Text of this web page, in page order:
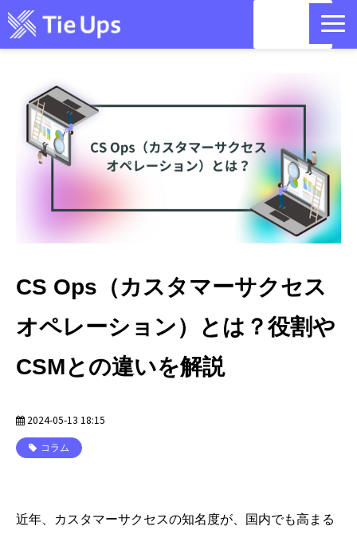
リットリンクコラボ｜国内最大400万のインフルエンサー・クリエ
イターデータベース
お問い合わせ
CS Ops（カスタマーサクセス
オペレーション）とは？役割や
CSMとの違いを解説
2024-05-13 18:15
コラム
近年、カスタマーサクセスの知名度が、国内でも高まる